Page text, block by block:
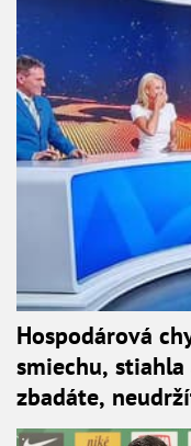
Hospodárová
smiechu,
zbadáte,